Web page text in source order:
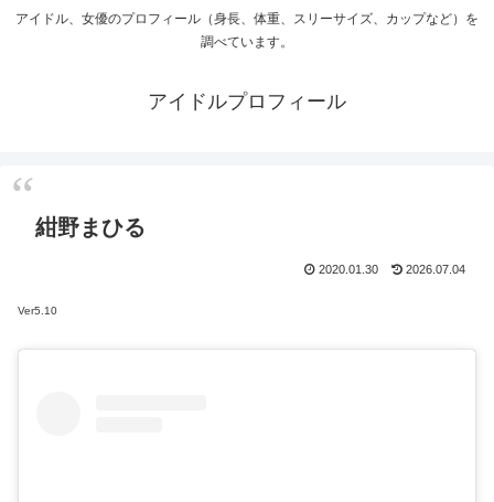
アイドル、女優のプロフィール（身長、体重、スリーサイズ、カップなど）を
調べています。
アイドルプロフィール
紺野まひる
2020.01.30 2026.07.04
Ver5.10